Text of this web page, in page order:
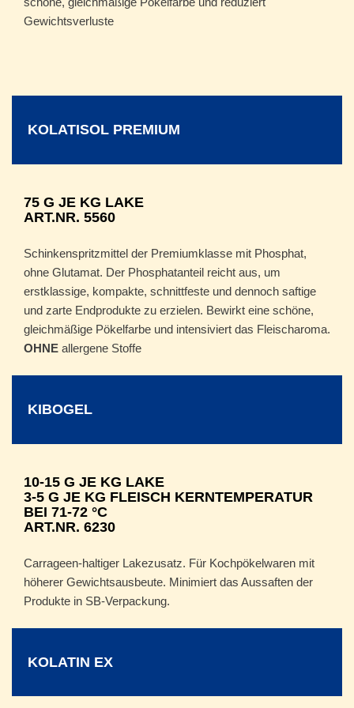
Gewichtsverluste
KOLATISOL PREMIUM
75 G JE KG LAKE
ART.NR. 5560
Schinkenspritzmittel der Premiumklasse mit Phosphat,
ohne Glutamat. Der Phosphatanteil reicht aus, um
erstklassige, kompakte, schnittfeste und dennoch saftige
und zarte Endprodukte zu erzielen. Bewirkt eine schöne,
gleichmäßige Pökelfarbe und intensiviert das Fleischaroma.
OHNE allergene Stoffe
KIBOGEL
10-15 G JE KG LAKE
3-5 G JE KG FLEISCH KERNTEMPERATUR
BEI 71-72 °C
ART.NR. 6230
Carrageen-haltiger Lakezusatz. Für Kochpökelwaren mit
höherer Gewichtsausbeute. Minimiert das Aussaften der
Produkte in SB-Verpackung.
KOLATIN EX